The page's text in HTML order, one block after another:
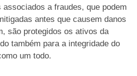
a fraudes, que podem
antes que causem danos
são protegidos os ativos da
também para a integridade do
um todo.